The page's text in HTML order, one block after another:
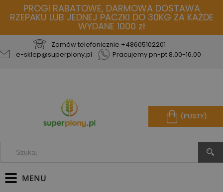
PROGI RABATOWE, DARMOWA DOSTAWA
RZEPAKU LUB JEDNEJ PACZKI DO 30KG ZA KAŻDE
WYDANE 1000 zł
Zamów telefonicznie +48605102201
e-sklep@superplony.pl
Pracujemy pn-pt 8.00-16.00
(PUSTY)